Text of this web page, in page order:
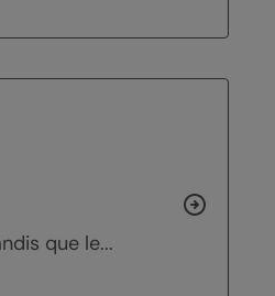
que le...